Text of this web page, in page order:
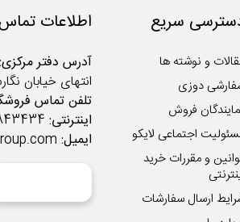
سریع
و نوشته ها
دوزی
فروش
اجتماعی لایکو
و مقررات خرید
ارسال سفارشات
اطلاعات
آدرس دفتر مرکزی:
انتهای خیابان
تلفن تماس
اینترنتی:
ایمیل: